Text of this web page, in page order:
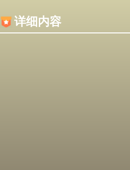
详细内容